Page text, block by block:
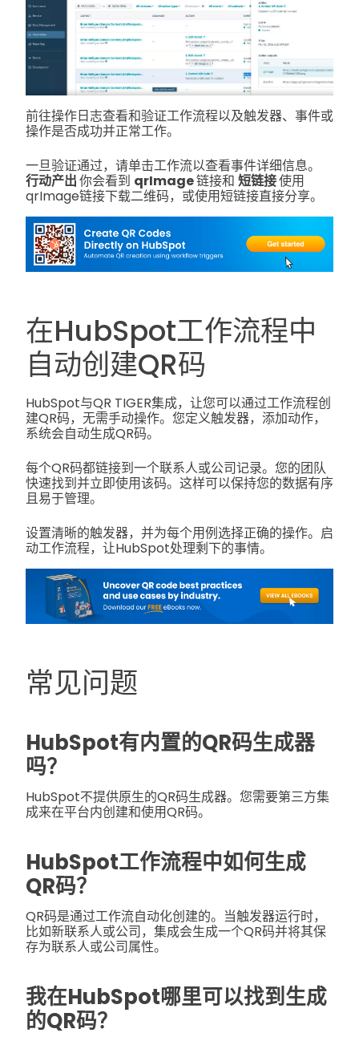
前往操作日志查看和验证工作流程以及触发器、事件或
操作是否成功并正常工作。
一旦验证通过，请单击工作流以查看事件详细信息。
行动产出你会看到 qrImage链接和 短链接使用
qrImage链接下载二维码，或使用短链接直接分享。
在HubSpot工作流程中
自动创建QR码
HubSpot与QR TIGER集成，让您可以通过工作流程创
建QR码，无需手动操作。您定义触发器，添加动作，
系统会自动生成QR码。
每个QR码都链接到一个联系人或公司记录。您的团队
快速找到并立即使用该码。这样可以保持您的数据有序
且易于管理。
设置清晰的触发器，并为每个用例选择正确的操作。启
动工作流程，让HubSpot处理剩下的事情。
常见问题
HubSpot有内置的QR码生成器
吗？
HubSpot不提供原生的QR码生成器。您需要第三方集
成来在平台内创建和使用QR码。
HubSpot工作流程中如何生成
QR码？
QR码是通过工作流自动化创建的。当触发器运行时，
比如新联系人或公司，集成会生成一个QR码并将其保
存为联系人或公司属性。
我在HubSpot哪里可以找到生成
的QR码？